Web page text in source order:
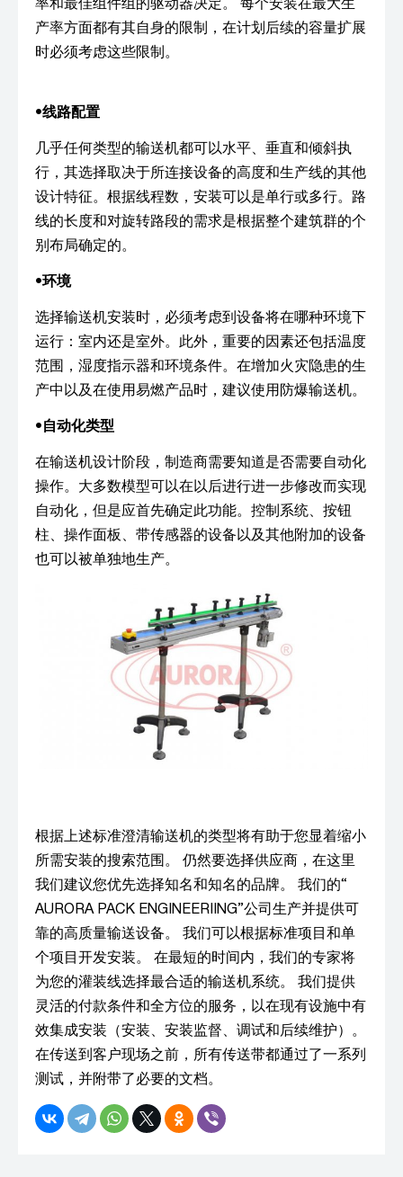
率和最佳组件组的驱动器决定。 每个安装在最大生
产率方面都有其自身的限制，在计划后续的容量扩展
时必须考虑这些限制。
•线路配置
几乎任何类型的输送机都可以水平、垂直和倾斜执
行，其选择取决于所连接设备的高度和生产线的其他
设计特征。根据线程数，安装可以是单行或多行。路
线的长度和对旋转路段的需求是根据整个建筑群的个
别布局确定的。
•环境
选择输送机安装时，必须考虑到设备将在哪种环境下
运行：室内还是室外。此外，重要的因素还包括温度
范围，湿度指示器和环境条件。在增加火灾隐患的生
产中以及在使用易燃产品时，建议使用防爆输送机。
• 自动化类型
在输送机设计阶段，制造商需要知道是否需要自动化
操作。大多数模型可以在以后进行进一步修改而实现
自动化，但是应首先确定此功能。控制系统、按钮
柱、操作面板、带传感器的设备以及其他附加的设备
也可以被单独地生产。
根据上述标准澄清输送机的类型将有助于您显着缩小
所需安装的搜索范围。 仍然要选择供应商，在这里
我们建议您优先选择知名和知名的品牌。 我们的“
AURORA PACK ENGINEERIING”公司生产并提供可
靠的高质量输送设备。 我们可以根据标准项目和单
个项目开发安装。 在最短的时间内，我们的专家将
为您的灌装线选择最合适的输送机系统。 我们提供
灵活的付款条件和全方位的服务，以在现有设施中有
效集成安装（安装、安装监督、调试和后续维护）。
在传送到客户现场之前，所有传送带都通过了一系列
测试，并附带了必要的文档。